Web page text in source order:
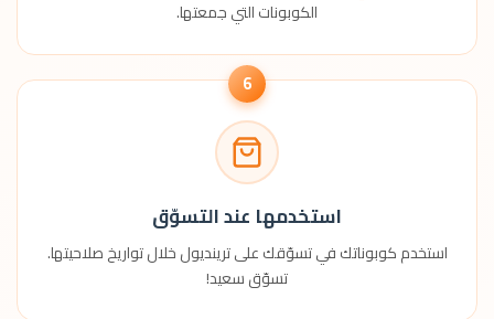
الكوبونات التي جمعتها.
6
استخدمها عند التسوّق
استخدم كوبوناتك في تسوّقك على ترينديول خلال تواريخ صلاحيتها.
تسوّق سعيد!